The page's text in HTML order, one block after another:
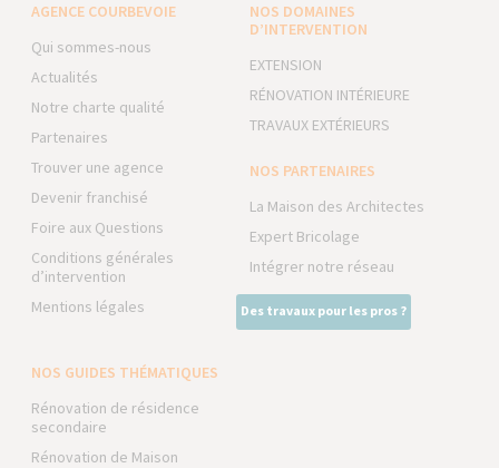
AGENCE COURBEVOIE
Qui sommes-nous
Actualités
Notre charte qualité
Partenaires
Trouver une agence
Devenir franchisé
Foire aux Questions
Conditions générales
d’intervention
Mentions légales
NOS DOMAINES
D’INTERVENTION
EXTENSION
RÉNOVATION INTÉRIEURE
TRAVAUX EXTÉRIEURS
NOS PARTENAIRES
La Maison des Architectes
Expert Bricolage
Intégrer notre réseau
Des travaux pour les pros ?
NOS GUIDES THÉMATIQUES
Rénovation de résidence
secondaire
Rénovation de Maison